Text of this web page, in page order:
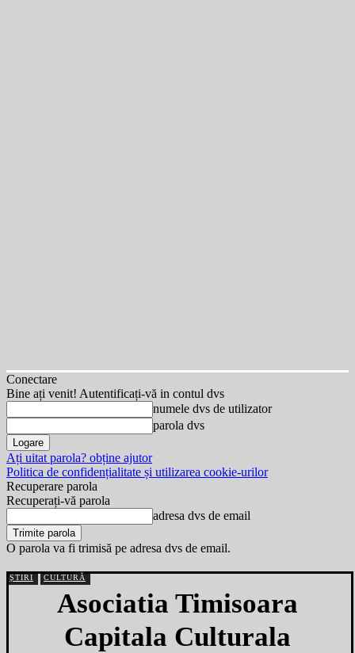
Conectare
Bine ați venit! Autentificați-vă in contul dvs
numele dvs de utilizator
parola dvs
Ați uitat parola? obține ajutor
Politica de confidențialitate și utilizarea cookie-urilor
Recuperare parola
Recuperați-vă parola
adresa dvs de email
O parola va fi trimisă pe adresa dvs de email.
ȘTIRI CULTURĂ
Asociatia Timisoara
Capitala Culturala